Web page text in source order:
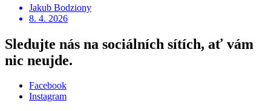
Jakub Bodziony
8. 4. 2026
Sledujte nás na sociálních sítích, ať vám
nic neujde.
Facebook
Instagram